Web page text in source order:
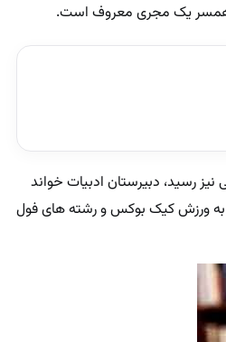
همسر یک مجری معروف است.
رسید، دبیرستان ادبیات خواند
حرفه ای ادامه داد سپس به ورزش کیک بوکس و رشته های فول